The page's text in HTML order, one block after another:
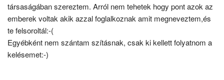
társaságában szereztem. Arról nem tehetek hogy pont azok az
emberek voltak akik azzal foglalkoznak amit megneveztem,és
te felsoroltál:-(
Egyébként nem szántam szításnak, csak ki kellett folyatnom a
kelésemet:-)